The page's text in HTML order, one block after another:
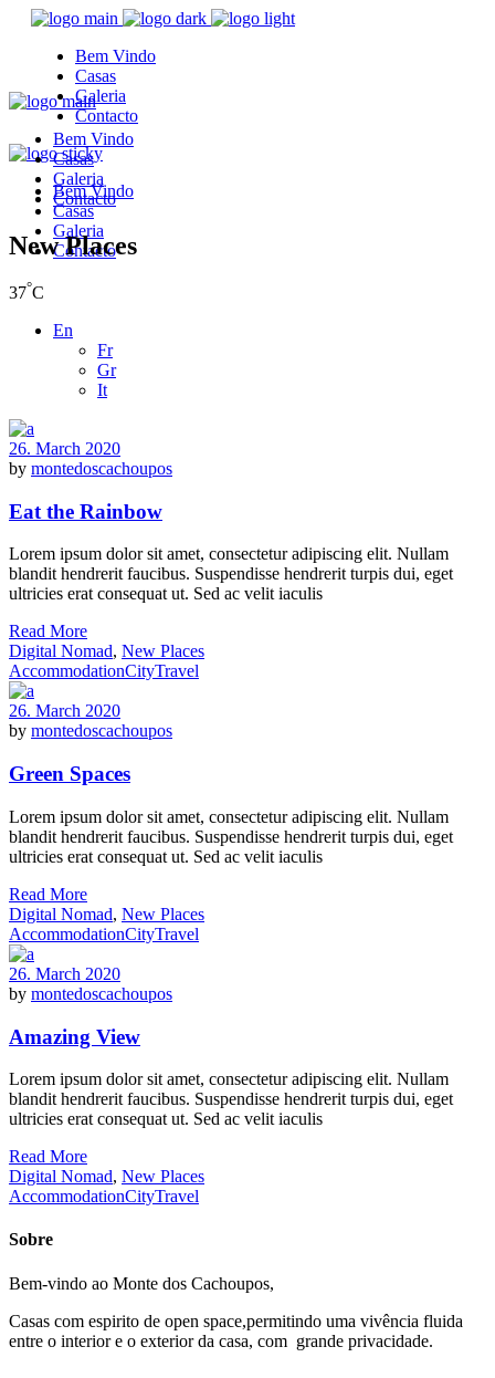
Bem Vindo
Casas
Galeria
Contacto
Bem Vindo
Casas
Galeria
Contacto
37°C
En
Fr
Gr
It
Bem Vindo
Casas
Galeria
Contacto
New Places
26. March 2020
by montedoscachoupos
Eat the Rainbow
Lorem ipsum dolor sit amet, consectetur adipiscing elit. Nullam
blandit hendrerit faucibus. Suspendisse hendrerit turpis dui, eget
ultricies erat consequat ut. Sed ac velit iaculis
Read More
Digital Nomad, New Places
AccommodationCityTravel
26. March 2020
by montedoscachoupos
Green Spaces
Lorem ipsum dolor sit amet, consectetur adipiscing elit. Nullam
blandit hendrerit faucibus. Suspendisse hendrerit turpis dui, eget
ultricies erat consequat ut. Sed ac velit iaculis
Read More
Digital Nomad, New Places
AccommodationCityTravel
26. March 2020
by montedoscachoupos
Amazing View
Lorem ipsum dolor sit amet, consectetur adipiscing elit. Nullam
blandit hendrerit faucibus. Suspendisse hendrerit turpis dui, eget
ultricies erat consequat ut. Sed ac velit iaculis
Read More
Digital Nomad, New Places
AccommodationCityTravel
Sobre
Bem-vindo ao Monte dos Cachoupos,
Casas com espirito de open space,permitindo uma vivência fluida
entre o interior e o exterior da casa, com grande privacidade.